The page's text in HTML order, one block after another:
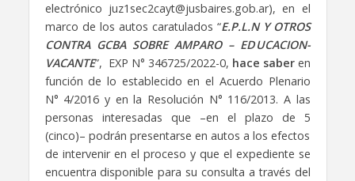
electrónico juz1sec2cayt@jusbaires.gob.ar), en el
marco de los autos caratulados “E.P.L.N Y OTROS
CONTRA GCBA SOBRE AMPARO – EDUCACION-
VACANTE”, EXP N° 346725/2022-0, hace saberen
función de lo establecido en el Acuerdo Plenario
N° 4/2016 y en la Resolución N° 116/2013. A las
personas interesadas que –en el plazo de 5
(cinco)– podrán presentarse en autos a los efectos
de intervenir en el proceso y que el expediente se
encuentra disponible para su consulta a través del